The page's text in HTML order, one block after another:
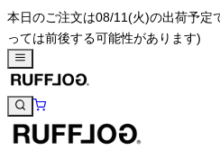
本日のご注文は08/11(火)の出荷予定
っては前後する可能性があります)